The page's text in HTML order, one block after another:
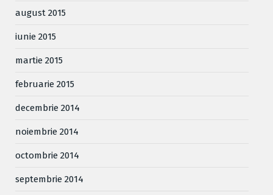
august 2015
iunie 2015
martie 2015
februarie 2015
decembrie 2014
noiembrie 2014
octombrie 2014
septembrie 2014